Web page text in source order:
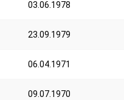
03.06.1978
23.09.1979
06.04.1971
09.07.1970